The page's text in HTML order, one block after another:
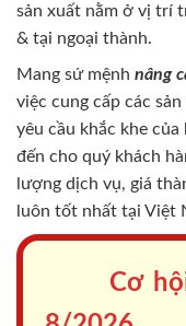
sản xuất nằm ở vị trí
& tại ngoại thành.
Mang sứ mệnh nâng
việc cung cấp các
yêu cầu khắc khe của
đến cho quý khách
lượng dịch vụ, giá
luôn tốt nhất tại Việt
Cơ